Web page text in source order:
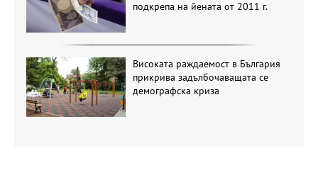
подкрепа на йената от 2011 г.
Високата раждаемост в България
прикрива задълбочаващата се
демографска криза